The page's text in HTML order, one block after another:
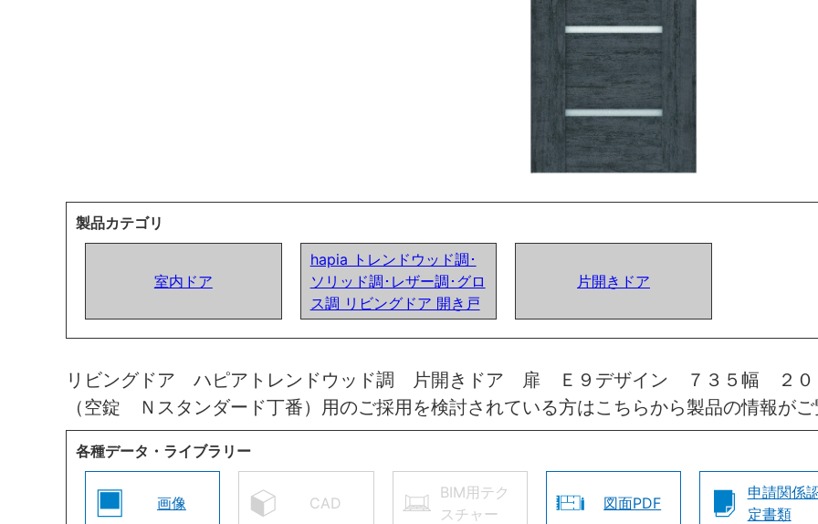
製品カテゴリ
室内ドア
hapia トレンドウッド調･
ソリッド調･レザー調･グロ
ス調 リビングドア 開き戸
片開きドア
リビングドア ハピアトレンドウッド調 片開きドア 扉 Ｅ９デザイン ７３５幅 ２
（空錠 Ｎスタンダード丁番）用のご採用を検討されている方はこちらから製品の情報が
各種データ・ライブラリー
画像 CAD
BIM用テク
スチャー
図面PDF
申請関係
定書類